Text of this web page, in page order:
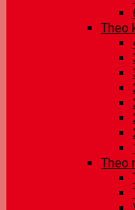
Theo
Theo